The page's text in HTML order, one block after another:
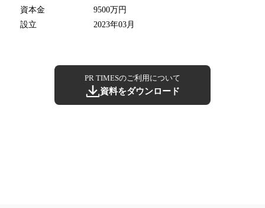
資本金
9500万円
設立
2023年03月
PR TIMESのご利用について
資料をダウンロード